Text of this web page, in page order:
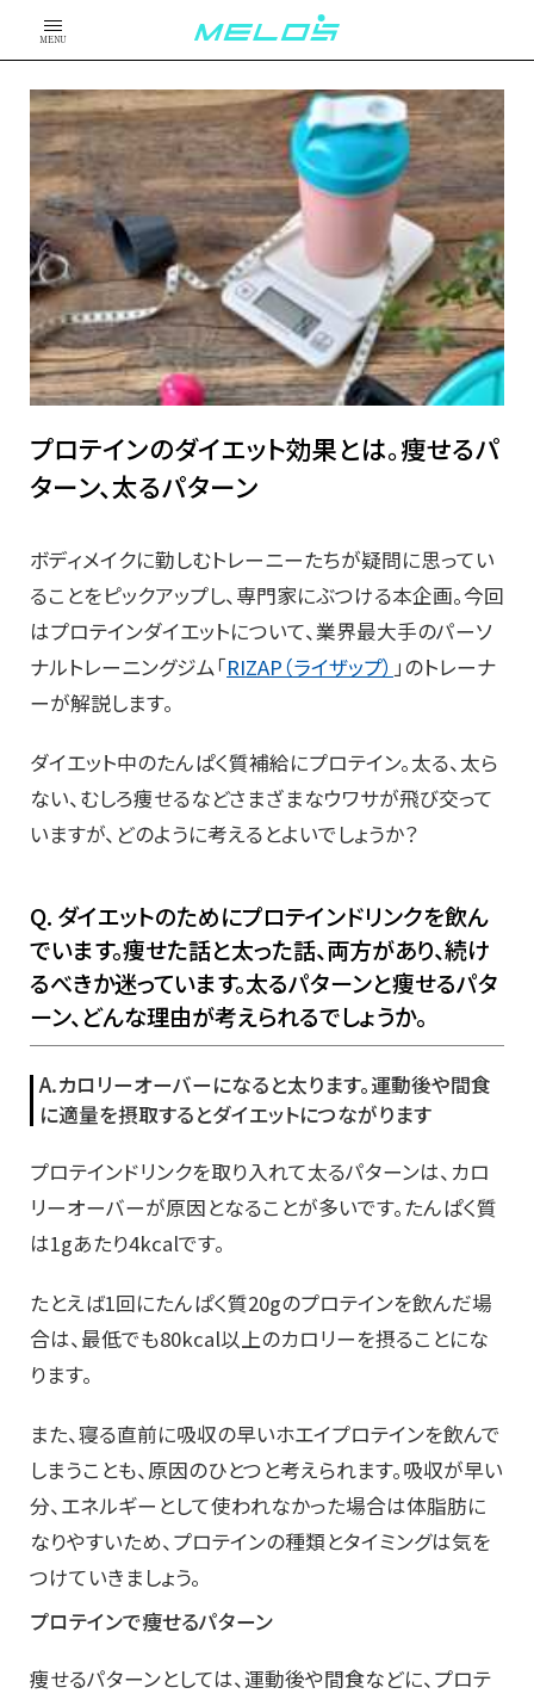
MENU
プロテインのダイエット効果とは。痩せるパ
ターン、太るパターン
ボディメイクに勤しむトレーニーたちが疑問に思ってい
ることをピックアップし、専門家にぶつける本企画。今回
はプロテインダイエットについて、業界最大手のパーソ
ナルトレーニングジム「RIZAP（ライザップ） 」のトレーナ
ーが解説します。
ダイエット中のたんぱく質補給にプロテイン。太る、太ら
ない、むしろ痩せるなどさまざまなウワサが飛び交って
いますが、どのように考えるとよいでしょうか？
Q. ダイエットのためにプロテインドリンクを飲ん
でいます。痩せた話と太った話、両方があり、続け
るべきか迷っています。太るパターンと痩せるパタ
ーン、どんな理由が考えられるでしょうか。
A.カロリーオーバーになると太ります。運動後や間食
に適量を摂取するとダイエットにつながります
プロテインドリンクを取り入れて太るパターンは、カロ
リーオーバーが原因となることが多いです。たんぱく質
は1gあたり4kcalです。
たとえば1回にたんぱく質20gのプロテインを飲んだ場
合は、最低でも80kcal以上のカロリーを摂ることにな
ります。
また、寝る直前に吸収の早いホエイプロテインを飲んで
しまうことも、原因のひとつと考えられます。吸収が早い
分、エネルギーとして使われなかった場合は体脂肪に
なりやすいため、プロテインの種類とタイミングは気を
つけていきましょう。
プロテインで痩せるパターン
痩せるパターンとしては、運動後や間食などに、プロテ